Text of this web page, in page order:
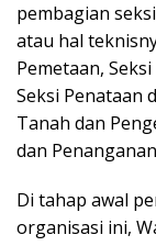
pembagian
atau hal
Pemetaan,
Seksi Penataan
Tanah dan
dan
Di tahap awal
organisasi ini,